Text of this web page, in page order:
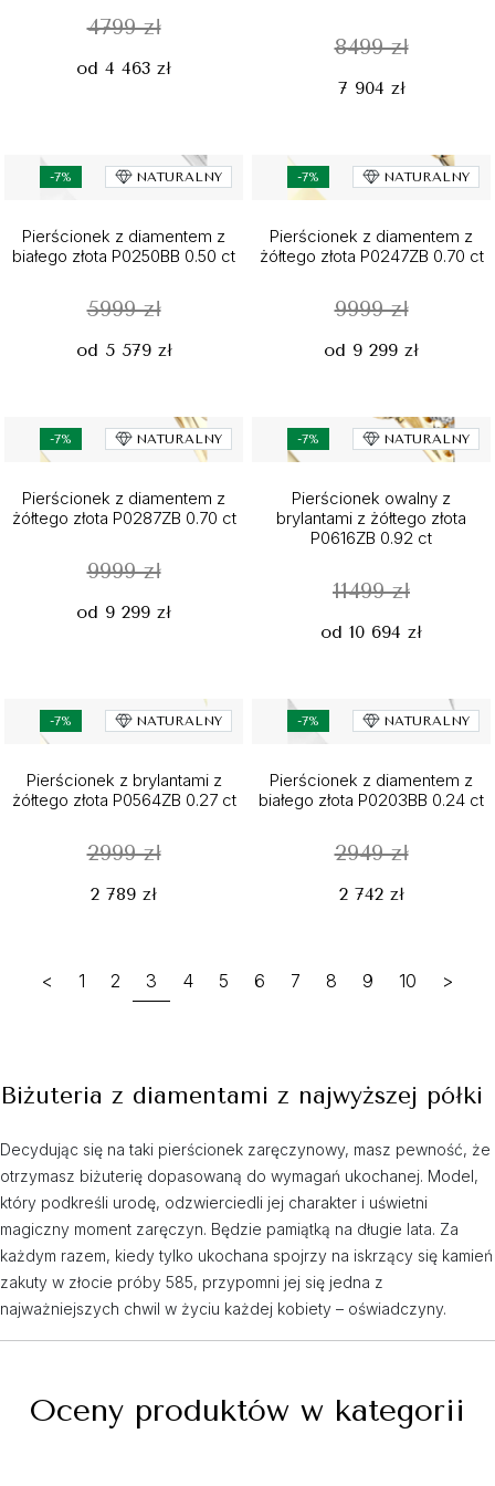
4799 zł
od 4 463 zł
8499 zł
7 904 zł
-7% NATURALNY
Pierścionek z diamentem z
białego złota P0250BB 0.50 ct
5999 zł
od 5 579 zł
-7% NATURALNY
Pierścionek z diamentem z
żółtego złota P0247ZB 0.70 ct
9999 zł
od 9 299 zł
-7% NATURALNY
Pierścionek z diamentem z
żółtego złota P0287ZB 0.70 ct
9999 zł
od 9 299 zł
-7% NATURALNY
Pierścionek owalny z
brylantami z żółtego złota
P0616ZB 0.92 ct
11499 zł
od 10 694 zł
-7% NATURALNY
Pierścionek z brylantami z
żółtego złota P0564ZB 0.27 ct
2999 zł
2 789 zł
-7% NATURALNY
Pierścionek z diamentem z
białego złota P0203BB 0.24 ct
2949 zł
2 742 zł
< 1 2 3 4 5 6 7 8 9 10 >
Biżuteria z diamentami z najwyższej półki
Decydując się na taki pierścionek zaręczynowy, masz pewność, że
otrzymasz biżuterię dopasowaną do wymagań ukochanej. Model,
który podkreśli urodę, odzwierciedli jej charakter i uświetni
magiczny moment zaręczyn. Będzie pamiątką na długie lata. Za
każdym razem, kiedy tylko ukochana spojrzy na iskrzący się kamień
zakuty w złocie próby 585, przypomni jej się jedna z
najważniejszych chwil w życiu każdej kobiety – oświadczyny.
Oceny produktów w kategorii